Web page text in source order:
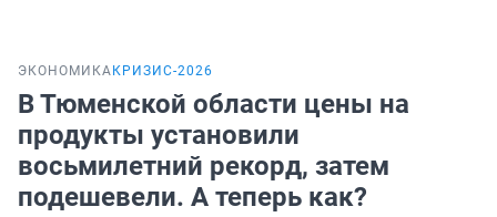
ЭКОНОМИКА КРИЗИС-2026
В Тюменской области цены на
продукты установили
восьмилетний рекорд, затем
подешевели. А теперь как?